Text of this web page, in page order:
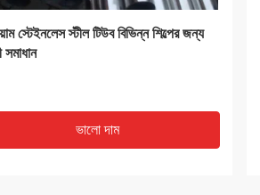
Z হট ঘূর্ণিত ইস্পাত কয়েল PPGI কুণ্ডলী
আঙুল পৃষ্ঠ
ভালো দাম